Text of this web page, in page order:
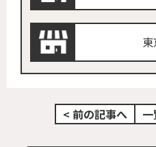
< 前の記事へ